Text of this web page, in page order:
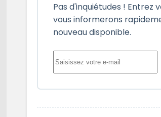
Pas d'inquiétudes ! Entrez
vous informerons
nouveau disponible.